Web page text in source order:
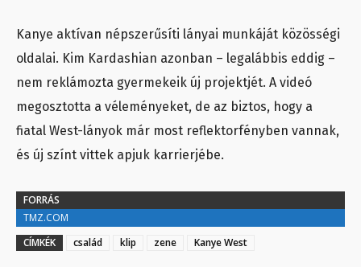
Kanye aktívan népszerűsíti lányai munkáját közösségi
oldalai. Kim Kardashian azonban – legalábbis eddig –
nem reklámozta gyermekeik új projektjét. A videó
megosztotta a véleményeket, de az biztos, hogy a
fiatal West-lányok már most reflektorfényben vannak,
és új színt vittek apjuk karrierjébe.
FORRÁS
TMZ.COM
CÍMKÉK
család klip zene Kanye West